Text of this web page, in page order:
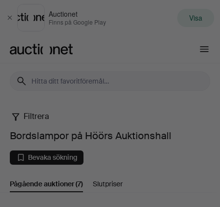
Stäng
Auctionet
Finns på Google Play Visa
Bordslampor
på
Höörs
Auktionshall
Filtrera
Bordslampor på Höörs Auktionshall
Bevaka sökning
Pågående auktioner(7) Slutpriser